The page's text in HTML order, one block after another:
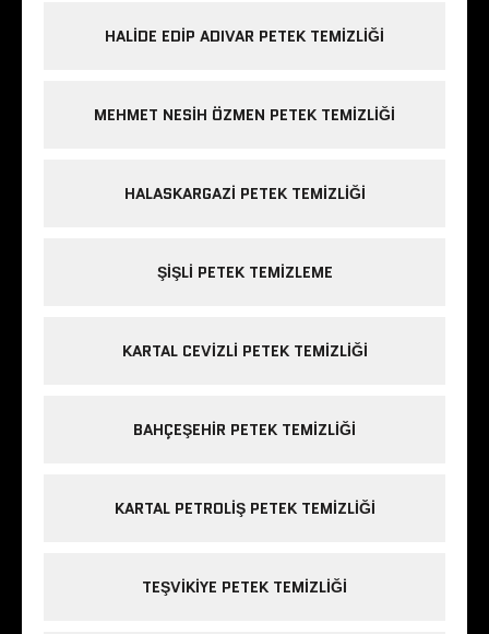
HALIDE EDIP ADIVAR PETEK TEMIZLIĞI
MEHMET NESIH ÖZMEN PETEK TEMIZLIĞI
HALASKARGAZI PETEK TEMIZLIĞI
ŞIŞLI PETEK TEMIZLEME
KARTAL CEVIZLI PETEK TEMIZLIĞI
BAHÇEŞEHIR PETEK TEMIZLIĞI
KARTAL PETROLIŞ PETEK TEMIZLIĞI
TEŞVIKIYE PETEK TEMIZLIĞI